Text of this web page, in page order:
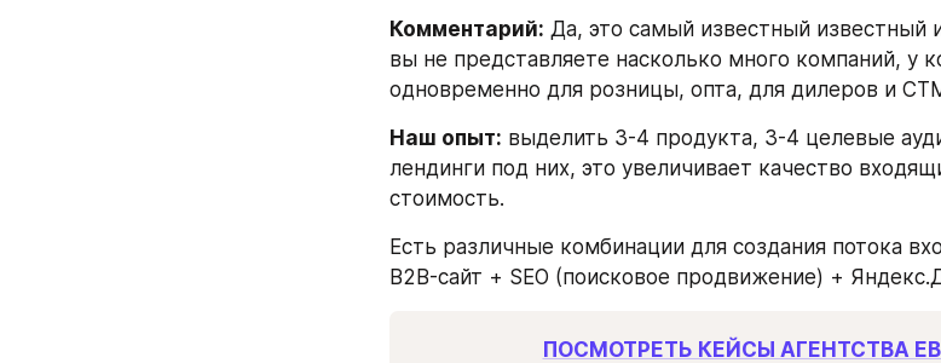
Комментарий: Да, это самый известный известный
вы не представляете насколько много компаний, у
одновременно для розницы, опта, для дилеров и
Наш опыт: выделить 3-4 продукта, 3-4 целевые
лендинги под них, это увеличивает качество
стоимость.
Есть различные комбинации для создания потока
B2B-сайт + SEO (поисковое продвижение) +
ПОСМОТРЕТЬ КЕЙСЫ АГЕНТСТВА